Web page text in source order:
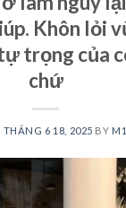
Khôn lỏi
trọng của
chứ
THÁNG 6 18, 2025 BY